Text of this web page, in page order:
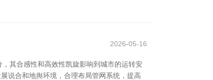
2026-05-16
其合感性和高效性凯旋影响到城市的运转安
说合和地舆环境，合理布局管网系统，提高